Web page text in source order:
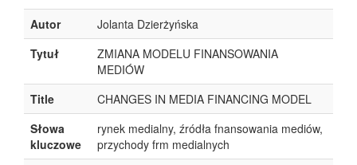
Autor
Jolanta Dzierżyńska
Tytuł
ZMIANA MODELU FINANSOWANIA
MEDIÓW
Title
CHANGES IN MEDIA FINANCING MODEL
Słowa
kluczowe
rynek medialny, źródła fnansowania mediów,
przychody frm medialnych